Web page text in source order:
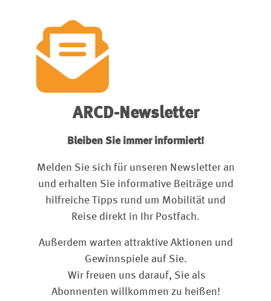
ARCD-Newsletter
Bleiben Sie immer informiert!
Melden Sie sich für unseren Newsletter an
und erhalten Sie informative Beiträge und
hilfreiche Tipps rund um Mobilität und
Reise direkt in Ihr Postfach.
Außerdem warten attraktive Aktionen und
Gewinnspiele auf Sie.
Wir freuen uns darauf, Sie als
Abonnenten willkommen zu heißen!